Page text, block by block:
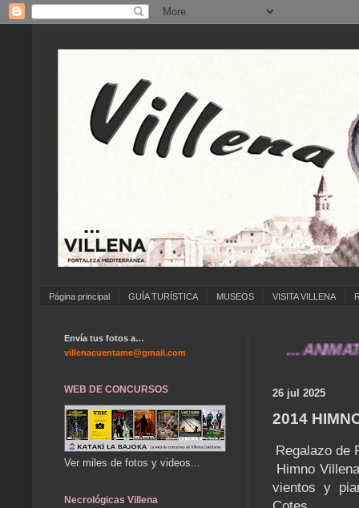
Página principal GUÍA TURÍSTICA MUSEOS VISITA VILLENA
... ANÍMATE A
26 jul 2025
2014
Regalazo de
Himno
vientos y
Envía tus fotos a…
villenacuentame@gmail.com
WEB DE CONCURSOS
Ver miles de fotos y videos...
Necrológicas Villena